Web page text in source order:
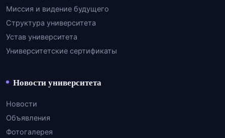
Миссия и видение будущего
Структура университета
Устав университета
Университетские сертификаты
Новости университета
Новости
Объявления
Фотогалерея